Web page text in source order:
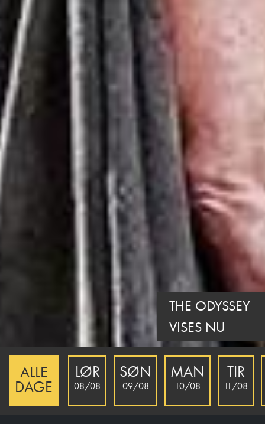
THE ODYSSEY
VISES NU
ALLE
DAGE
LØR
08/08
SØN
09/08
MAN
10/08
TIR
11/08